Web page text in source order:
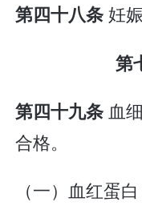
第四十八条妊
第
第四十九条血
合格。
（一）血红蛋